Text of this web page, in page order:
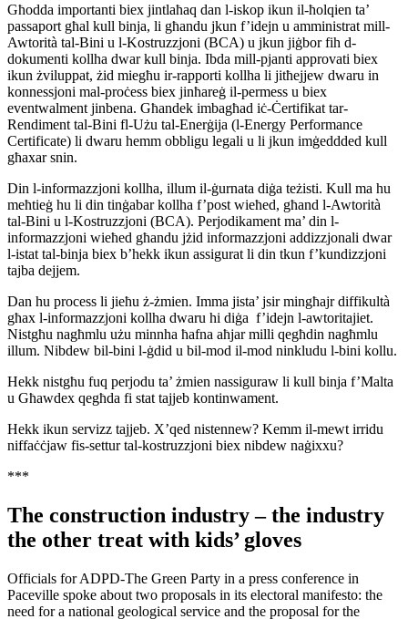
Għodda importanti biex jintlaħaq dan l-iskop ikun il-ħolqien ta’
passaport għal kull binja, li għandu jkun f’idejn u amministrat mill-
Awtorità tal-Bini u l-Kostruzzjoni (BCA) u jkun jiġbor fih d-
dokumenti kollha dwar kull binja. Ibda mill-pjanti approvati biex
ikun żviluppat, żid miegħu ir-rapporti kollha li jitħejjew dwaru in
konnessjoni mal-proċess biex jinħareġ il-permess u biex
eventwalment jinbena. Għandek imbagħad iċ-Ċertifikat tar-
Rendiment tal-Bini fl-Użu tal-Enerġija (l-Energy Performance
Certificate) li dwaru hemm obbligu legali u li jkun imġeddded kull
għaxar snin.
Din l-informazzjoni kollha, illum il-ġurnata diġa teżisti. Kull ma hu
meħtieġ hu li din tinġabar kollha f’post wieħed, għand l-Awtorità
tal-Bini u l-Kostruzzjoni (BCA). Perjodikament ma’ din l-
informazzjoni wieħed għandu jżid informazzjoni addizzjonali dwar
l-istat tal-binja biex b’hekk ikun assigurat li din tkun f’kundizzjoni
tajba dejjem.
Dan hu process li jieħu ż-żmien. Imma jista’ jsir mingħajr diffikultà
għax l-informazzjoni kollha dwaru hi diġa f’idejn l-awtoritajiet.
Nistgħu nagħmlu użu minnha ħafna aħjar milli qegħdin nagħmlu
illum. Nibdew bil-bini l-ġdid u bil-mod il-mod ninkludu l-bini kollu.
Hekk nistgħu fuq perjodu ta’ żmien nassiguraw li kull binja f’Malta
u Għawdex qegħda fi stat tajjeb kontinwament.
Hekk ikun servizz tajjeb. X’qed nistennew? Kemm il-mewt irridu
niffaċċjaw fis-settur tal-kostruzzjoni biex nibdew naġixxu?
***
The construction industry – the industry
the other treat with kids’ gloves
Officials for ADPD-The Green Party in a press conference in
Paceville spoke about two proposals in its electoral manifesto: the
need for a national geological service and the proposal for the